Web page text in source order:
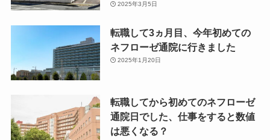
2025年3月5日
転職して3ヵ月目、今年初めての
ネフローゼ通院に行きました
2025年1月20日
転職してから初めてのネフローゼ
通院日でした、仕事をすると数値
は悪くなる？